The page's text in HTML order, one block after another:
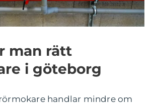
man rätt
i göteborg
handlar mindre om